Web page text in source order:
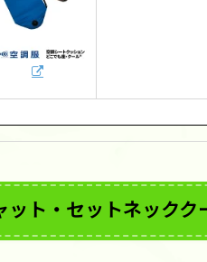
ット・セットネックク